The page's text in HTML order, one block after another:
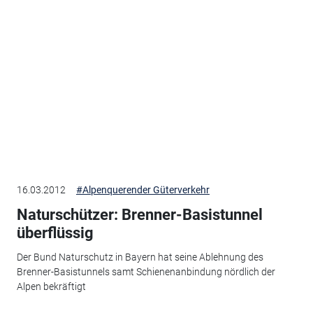
16.03.2012 #Alpenquerender Güterverkehr
Naturschützer: Brenner-Basistunnel
überflüssig
Der Bund Naturschutz in Bayern hat seine Ablehnung des
Brenner-Basistunnels samt Schienenanbindung nördlich der
Alpen bekräftigt